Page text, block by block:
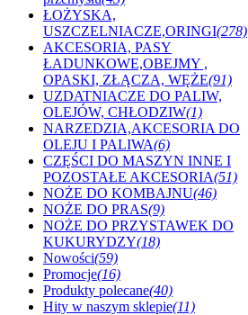
ŁOŻYSKA,
USZCZELNIACZE,ORINGI(278)
AKCESORIA, PASY
ŁADUNKOWE,OBEJMY ,
OPASKI, ZŁĄCZA, WĘŻE(91)
UZDATNIACZE DO PALIW,
OLEJÓW, CHŁODZIW(1)
NARZEDZIA,AKCESORIA DO
OLEJU I PALIWA(6)
CZĘŚCI DO MASZYN INNE I
POZOSTAŁE AKCESORIA(51)
NOŻE DO KOMBAJNU(46)
NOŻE DO PRAS(9)
NOŻE DO PRZYSTAWEK DO
KUKURYDZY(18)
Nowości(59)
Promocje(16)
Produkty polecane(40)
Hity w naszym sklepie(11)